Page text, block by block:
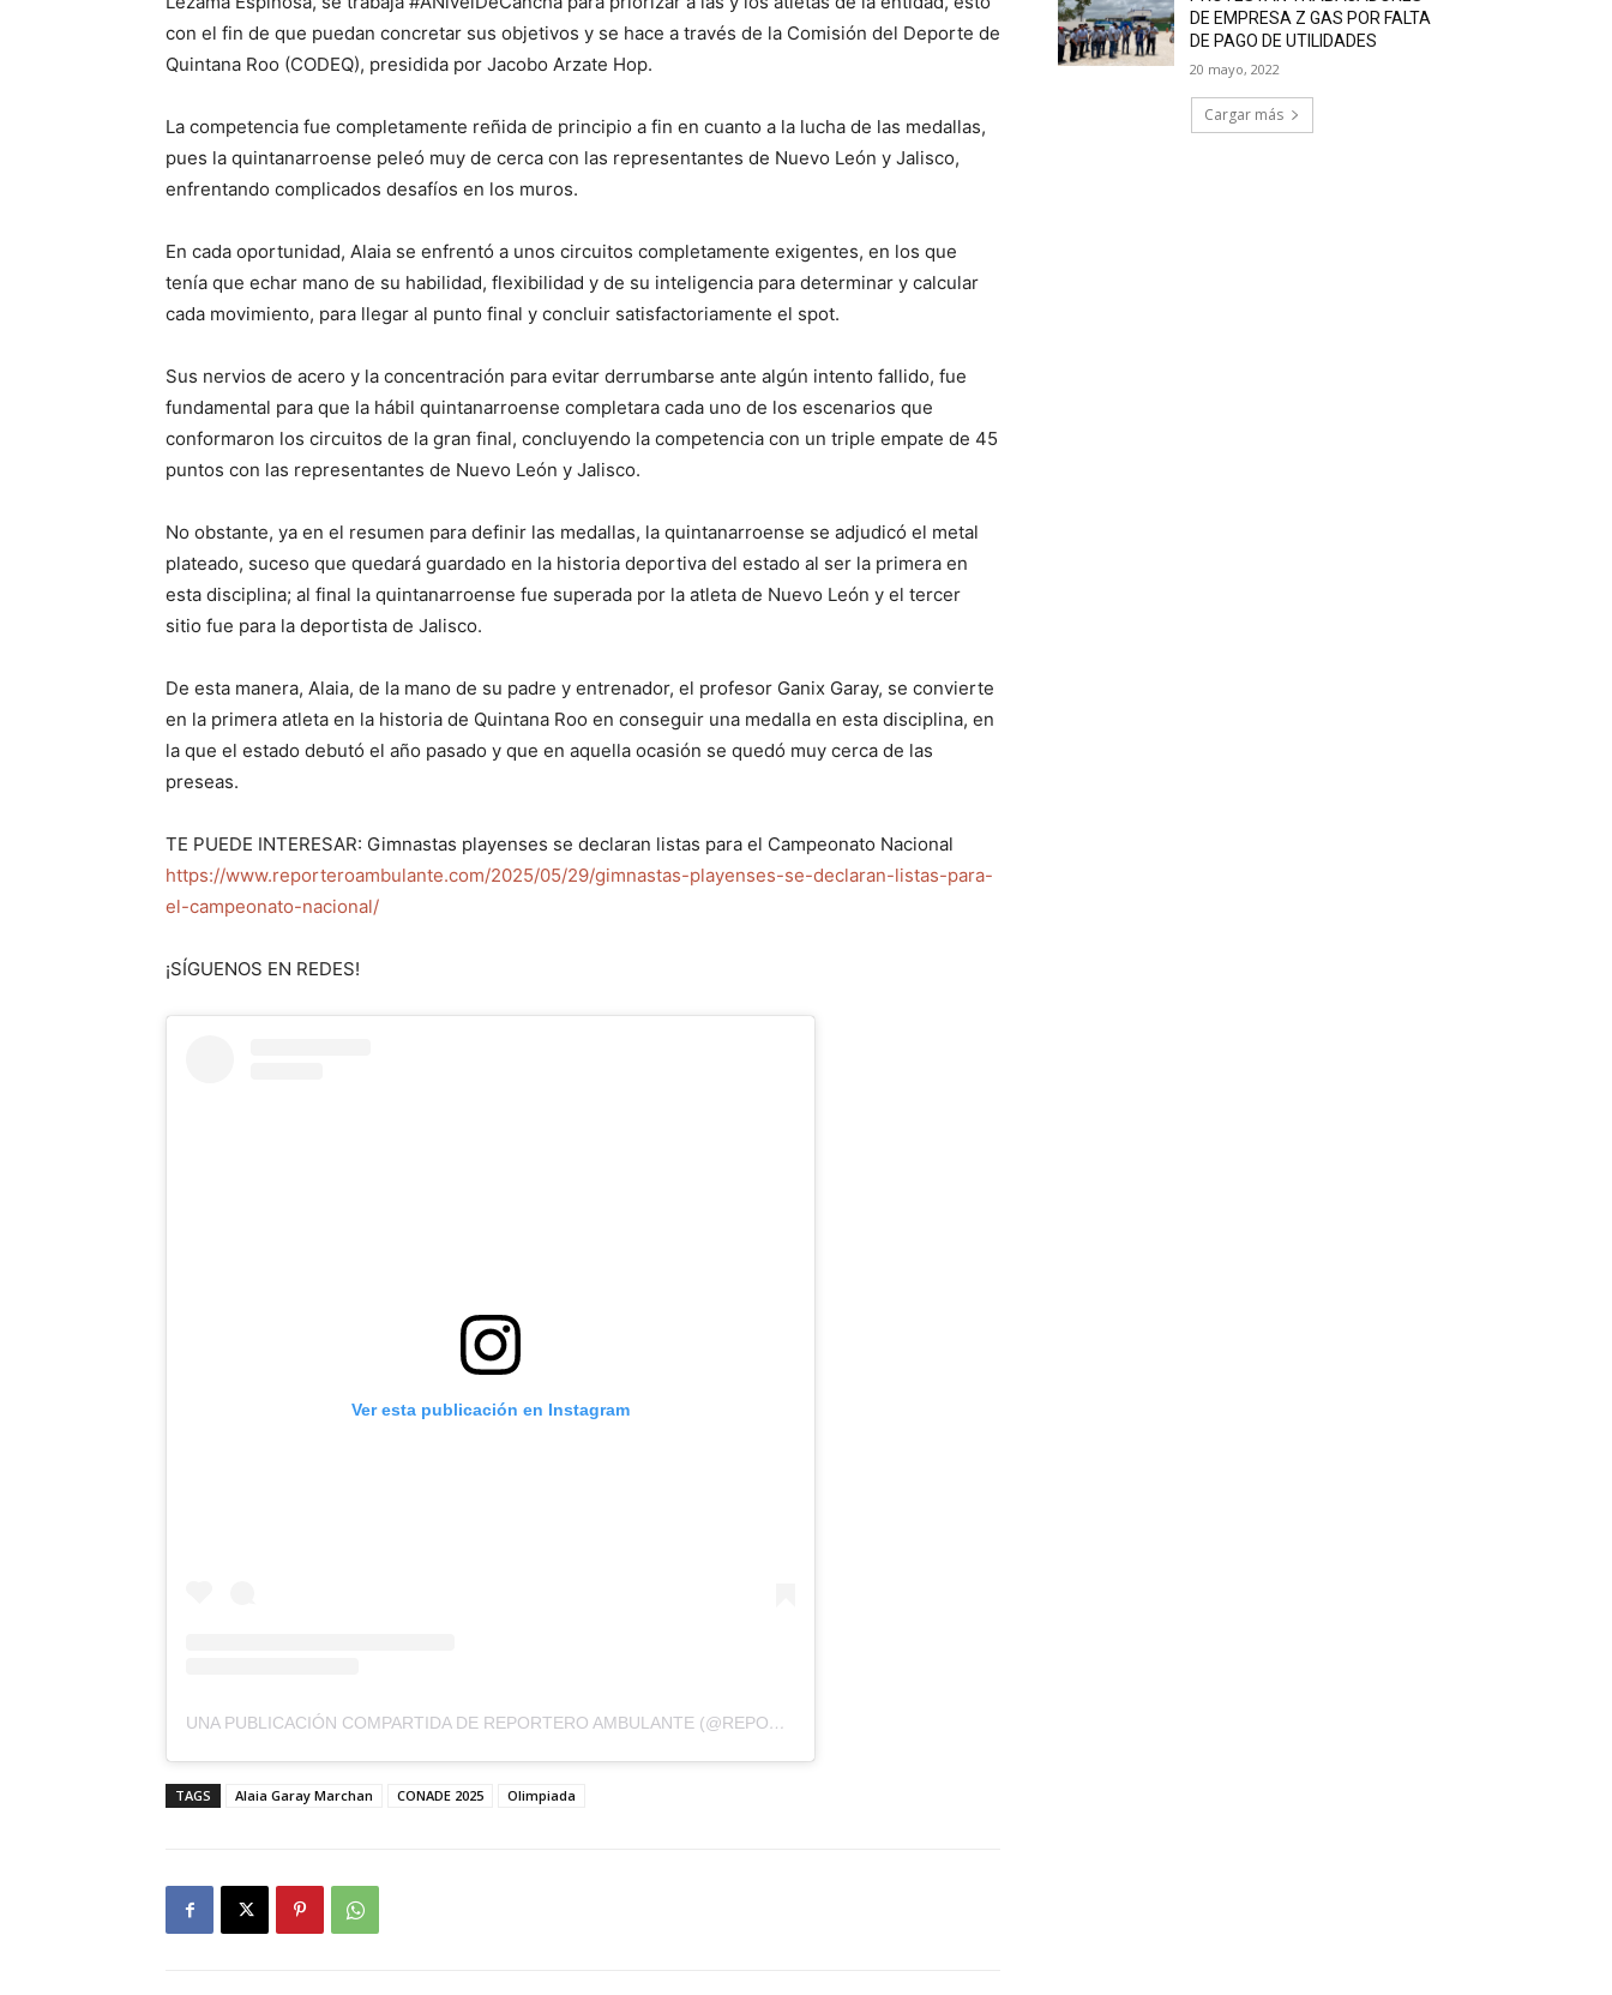
con el fin de que puedan concretar sus objetivos y se hace a través de la Comisión del Deporte de
Quintana Roo (CODEQ), presidida por Jacobo Arzate Hop.
La competencia fue completamente reñida de principio a fin en cuanto a la lucha de las medallas,
pues la quintanarroense peleó muy de cerca con las representantes de Nuevo León y Jalisco,
enfrentando complicados desafíos en los muros.
En cada oportunidad, Alaia se enfrentó a unos circuitos completamente exigentes, en los que
tenía que echar mano de su habilidad, flexibilidad y de su inteligencia para determinar y calcular
cada movimiento, para llegar al punto final y concluir satisfactoriamente el spot.
Sus nervios de acero y la concentración para evitar derrumbarse ante algún intento fallido, fue
fundamental para que la hábil quintanarroense completara cada uno de los escenarios que
conformaron los circuitos de la gran final, concluyendo la competencia con un triple empate de 45
puntos con las representantes de Nuevo León y Jalisco.
No obstante, ya en el resumen para definir las medallas, la quintanarroense se adjudicó el metal
plateado, suceso que quedará guardado en la historia deportiva del estado al ser la primera en
esta disciplina; al final la quintanarroense fue superada por la atleta de Nuevo León y el tercer
sitio fue para la deportista de Jalisco.
De esta manera, Alaia, de la mano de su padre y entrenador, el profesor Ganix Garay, se convierte
en la primera atleta en la historia de Quintana Roo en conseguir una medalla en esta disciplina, en
la que el estado debutó el año pasado y que en aquella ocasión se quedó muy cerca de las
preseas.
TE PUEDE INTERESAR: Gimnastas playenses se declaran listas para el Campeonato Nacional
https://www.reporteroambulante.com/2025/05/29/gimnastas-playenses-se-declaran-listas-para-
el-campeonato-nacional/
¡SÍGUENOS EN REDES!
Ver esta publicación en Instagram
UNA PUBLICACIÓN COMPARTIDA DE REPORTERO AMBULANTE (@REPORTEROAMBULANTE)
TAGS Alaia Garay Marchan CONADE 2025 Olimpiada
DE EMPRESA Z GAS POR FALTA
DE PAGO DE UTILIDADES
20 mayo, 2022
Cargar más